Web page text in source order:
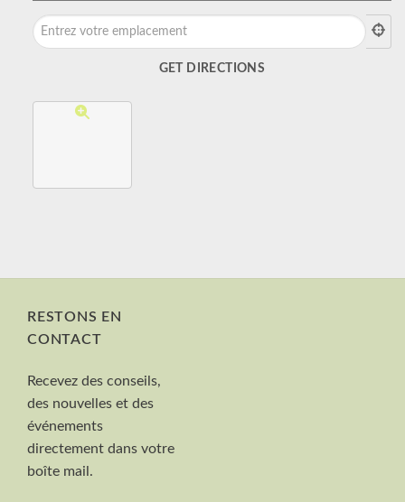
RESTONS EN
CONTACT
Recevez des conseils,
des nouvelles et des
événements
directement dans votre
boîte mail.